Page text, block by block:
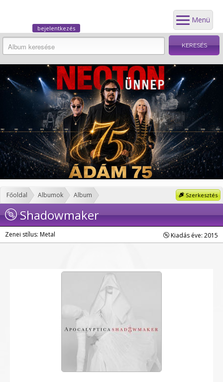
Menü
bejelentkezés
Szerkesztés
Főoldal Albumok Album
Shadowmaker
Zenei stílus: Metal Kiadás éve: 2015